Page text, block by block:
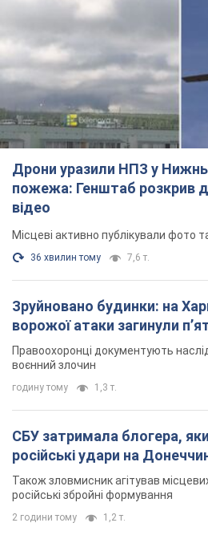
Дрони уразили НПЗ у
пожежа: Генштаб розкрив
відео
Місцеві активно публікували фото
36 хвилин тому 7,6 т.
Зруйновано будинки: на
ворожої атаки загинули
Правоохоронці документують
воєнний злочин
годину тому 1,3 т.
СБУ затримала блогера,
російські удари на
Також зловмисник агітував
російські збройні формування
2 години тому 1,2 т.